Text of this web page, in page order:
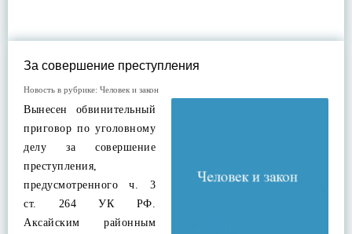
За совершение преступления
Новость в рубрике: Человек и закон
Вынесен обвинительный
приговор по уголовному
делу за совершение
преступления,
предусмотренного ч. 3
ст. 264 УК РФ.
Аксайским районным